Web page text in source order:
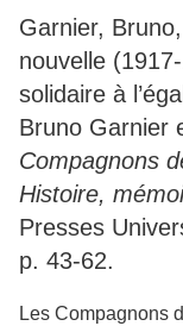
Garnier,
nouvelle
solidaire à
Bruno Garnier
Compagnons
Histoire,
Presses
p. 43-62.
Les Compagnons